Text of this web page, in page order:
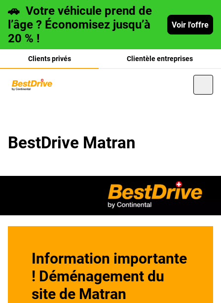
🚗 Votre véhicule prend de
l’âge ? Économisez jusqu’à
20 % !
Voir l'offre
Clients privés Clientèle entreprises
BestDrive Matran
Information importante
! Déménagement du
site de Matran